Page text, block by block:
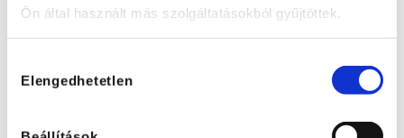
Ön által használt más szolgáltatásokból gyűjtöttek.
kiválasztása
Elengedhetetlen